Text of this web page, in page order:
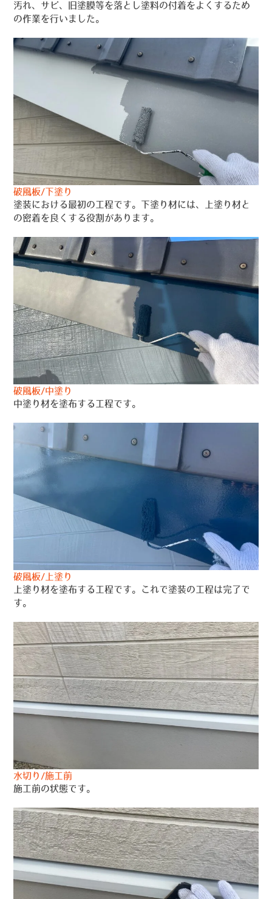
汚れ、サビ、旧塗膜等を落とし塗料の付着をよくするため
の作業を行いました。
破風板/下塗り
塗装における最初の工程です。下塗り材には、上塗り材と
の密着を良くする役割があります。
破風板/中塗り
中塗り材を塗布する工程です。
破風板/上塗り
上塗り材を塗布する工程です。これで塗装の工程は完了で
す。
水切り/施工前
施工前の状態です。